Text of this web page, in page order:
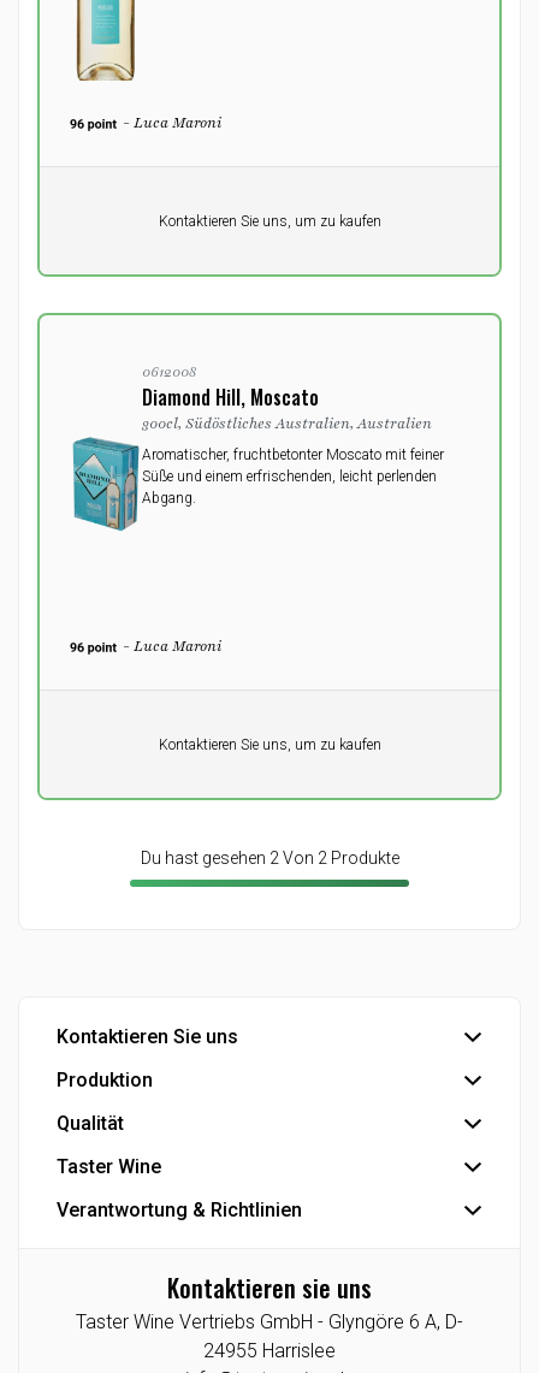
- Luca Maroni
Kontaktieren Sie uns, um zu kaufen
0612008
Diamond Hill, Moscato
300cl, Südöstliches Australien, Australien
Aromatischer, fruchtbetonter Moscato mit feiner
Süße und einem erfrischenden, leicht perlenden
Abgang.
- Luca Maroni
Kontaktieren Sie uns, um zu kaufen
Du hast gesehen 2 Von 2 Produkte
Kontaktieren Sie uns
Büro
Export
Industrie
Produktion
Abfüllung
Industrielle Produkte
Eigenmarke
Qualität
IFS Food-Zertifizierung
Se die Smiley-Berichte der dänischen Veterinär- und
Taster Wine
Der Konzern
Agenturen/Exklusive Angebote
Lieferant
Taster Wine Portfolio
Verantwortung & Richtlinien
Cookie-Richtlinie
CSR-Berichte
Kontaktieren sie uns
Taster Wine Vertriebs GmbH - Glyngöre 6 A, D-
24955 Harrislee